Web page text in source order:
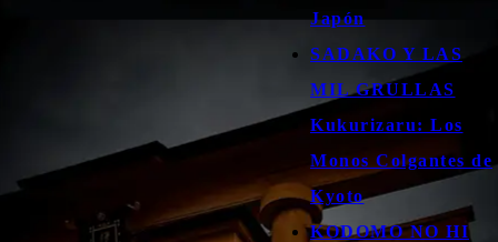
Japón
SADAKO Y LAS
MIL GRULLAS
Kukurizaru: Los
Monos Colgantes de
Kyoto
KODOMO NO HI